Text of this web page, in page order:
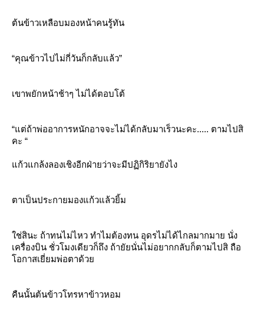
ต้นข้าวเหลือบมองหน้าคนรู้ทัน
“คุณข้าวไปไม่กี่วันก็กลับแล้ว”
เขาพยักหน้าช้าๆ ไม่ได้ตอบโต้
“แต่ถ้าพ่ออาการหนักอาจจะไม่ได้กลับมาเร็วนะคะ..... ตามไปสิ
คะ “
ก้วแกล้งลองเชิงอีกฝ่ายว่าจะมีปฏิกิริยายังไง
ตาเป็นประกายมองแก้วแล้วยิ้ม
ช่สินะ ถ้าทนไม่ไหว ทำไมต้องทน อุดรไม่ได้ไกลมากมาย นั่ง
เครื่องบิน ชั่วโมงเดียวก็ถึง ถ้ายัยนั่นไม่อยากกลับก็ตามไปสิ ถือ
อกาสเยี่ยมพ่อตาด้ว
คืนนั้นต้นข้าวโทรหาข้าวหอม